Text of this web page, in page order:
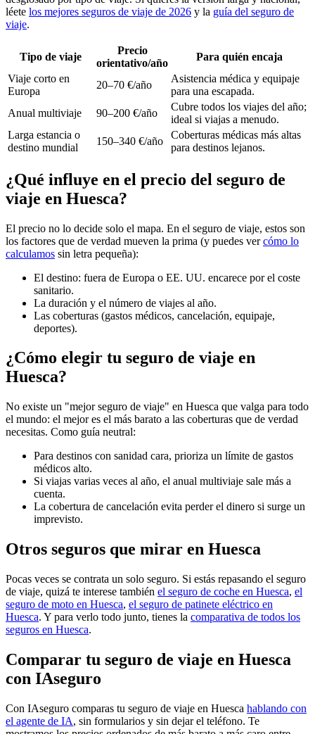
léete los mejores seguros de viaje de 2026 y la guía del seguro de
viaje.
Tipo de viaje
Precio
orientativo/año
Para quién encaja
Viaje corto en
Europa
20–70 €/año
Asistencia médica y equipaje
para una escapada.
Anual multiviaje
90–200 €/año
Cubre todos los viajes del año;
ideal si viajas a menudo.
Larga estancia o
destino mundial
150–340 €/año
Coberturas médicas más altas
para destinos lejanos.
¿Qué influye en el precio del seguro de
viaje en Huesca?
El precio no lo decide solo el mapa. En el seguro de viaje, estos son
los factores que de verdad mueven la prima (y puedes vercómo lo
calculamos sin letra pequeña):
El destino: fuera de Europa o EE. UU. encarece por el coste
sanitario.
La duración y el número de viajes al año.
Las coberturas (gastos médicos, cancelación, equipaje,
deportes).
¿Cómo elegir tu seguro de viaje en
Huesca?
No existe un "mejor seguro de viaje" en Huesca que valga para todo
el mundo: el mejor es el más barato a las coberturas que de verdad
necesitas. Como guía neutral:
Para destinos con sanidad cara, prioriza un límite de gastos
médicos alto.
Si viajas varias veces al año, el anual multiviaje sale más a
cuenta.
La cobertura de cancelación evita perder el dinero si surge un
imprevisto.
Otros seguros que mirar en Huesca
Pocas veces se contrata un solo seguro. Si estás repasando el seguro
de viaje, quizá te interese también el seguro de coche en Huesca, el
seguro de moto en Huesca, el seguro de patinete eléctrico en
Huesca. Y para verlo todo junto, tienes la comparativa de todos los
seguros en Huesca.
Comparar tu seguro de viaje en Huesca
con IAseguro
Con IAseguro comparas tu seguro de viaje en Huesca hablando con
el agente de IA, sin formularios y sin dejar el teléfono. Te